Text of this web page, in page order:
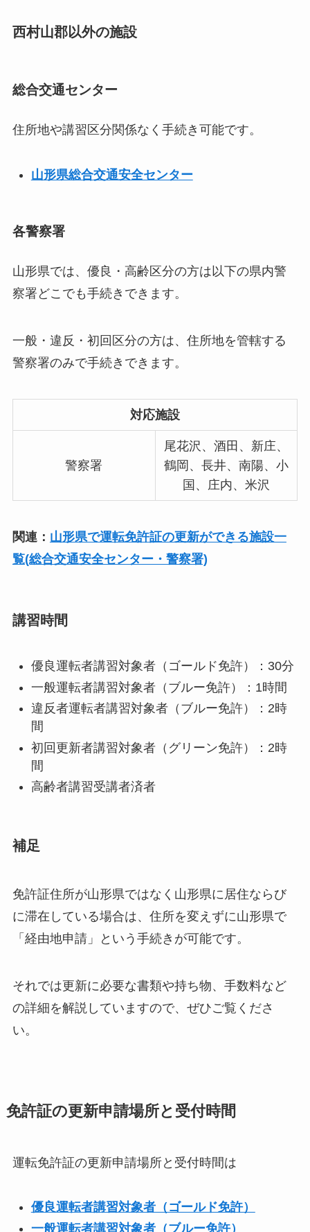
西村山郡以外の施設
総合交通センター
住所地や講習区分関係なく手続き可能です。
山形県総合交通安全センター
各警察署
山形県では、優良・高齢区分の方は以下の県内警
察署どこでも手続きできます。
一般・違反・初回区分の方は、住所地を管轄する
警察署のみで手続きできます。
対応施設
警察署
尾花沢、酒田、新庄、
鶴岡、長井、南陽、小
国、庄内、米沢
関連： 山形県で運転免許証の更新ができる施設一
覧(総合交通安全センター・警察署)
講習時間
優良運転者講習対象者（ゴールド免許）：30分
一般運転者講習対象者（ブルー免許）：1時間
違反者運転者講習対象者（ブルー免許）：2時
間
初回更新者講習対象者（グリーン免許）：2時
間
高齢者講習受講者済者
補足
免許証住所が山形県ではなく山形県に居住ならび
に滞在している場合は、住所を変えずに山形県で
「経由地申請」という手続きが可能です。
それでは更新に必要な書類や持ち物、手数料など
の詳細を解説していますので、ぜひご覧くださ
い。
免許証の更新申請場所と受付時間
運転免許証の更新申請場所と受付時間は
優良運転者講習対象者（ゴールド免許）
一般運転者講習対象者（ブルー免許）